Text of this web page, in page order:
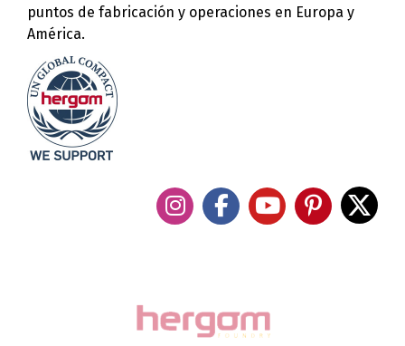
puntos de fabricación y operaciones en Europa y
América.